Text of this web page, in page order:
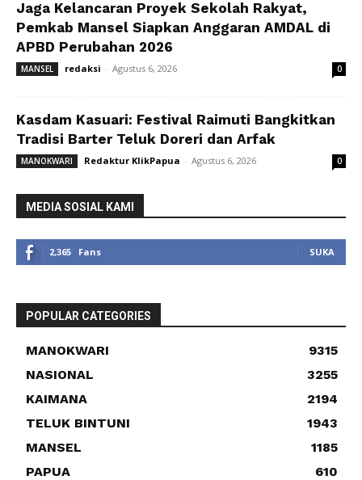
Jaga Kelancaran Proyek Sekolah Rakyat,
Pemkab Mansel Siapkan Anggaran AMDAL di
APBD Perubahan 2026
MANSEL redaksi - Agustus 6, 2026 0
Kasdam Kasuari: Festival Raimuti Bangkitkan
Tradisi Barter Teluk Doreri dan Arfak
MANOKWARI Redaktur KlikPapua - Agustus 6, 2026 0
MEDIA SOSIAL KAMI
2,365 Fans SUKA
POPULAR CATEGORIES
MANOKWARI
9315
NASIONAL
3255
KAIMANA
2194
TELUK BINTUNI
1943
MANSEL
1185
PAPUA
610